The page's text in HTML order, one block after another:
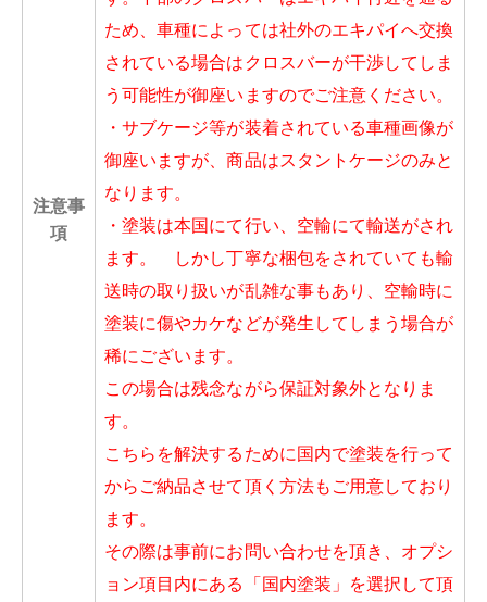
注意事
項
ため、車種によっては社外のエキパイへ交換
されている場合はクロスバーが干渉してしま
う可能性が御座いますのでご注意ください。
・サブケージ等が装着されている車種画像が
御座いますが、商品はスタントケージのみと
なります。
・塗装は本国にて行い、空輸にて輸送がされ
ます。 しかし丁寧な梱包をされていても輸
送時の取り扱いが乱雑な事もあり、空輸時に
塗装に傷やカケなどが発生してしまう場合が
稀にございます。
この場合は残念ながら保証対象外となりま
す。
こちらを解決するために国内で塗装を行って
からご納品させて頂く方法もご用意しており
ます。
その際は事前にお問い合わせを頂き、オプシ
ョン項目内にある「国内塗装」を選択して頂